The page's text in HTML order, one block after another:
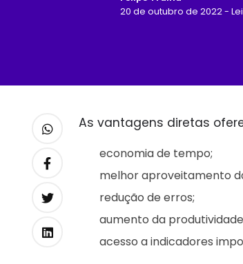
20 de outubro de 2022 -
As vantagens diretas
economia de tempo;
melhor aproveitamento
redução de erros;
aumento da
acesso a indicadores